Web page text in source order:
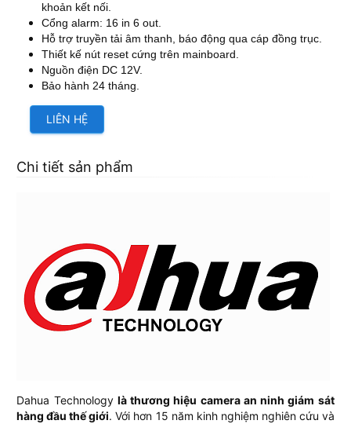
khoản kết nối.
Cổng alarm: 16 in 6 out.
Hỗ trợ truyền tải âm thanh, báo động qua cáp đồng trục.
Thiết kế nút reset cứng trên mainboard.
Nguồn điện DC 12V.
Bảo hành 24 tháng.
LIÊN HỆ
Chi tiết sản phẩm
Dahua Technology là thương hiệu camera an ninh giám sát
hàng đầu thế giới. Với hơn 15 năm kinh nghiệm nghiên cứu và